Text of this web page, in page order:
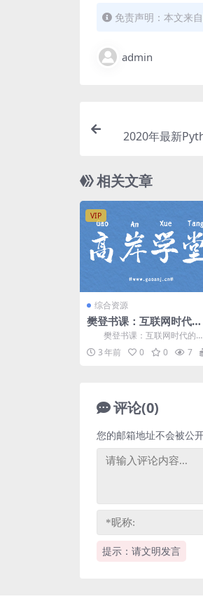
免责声明：本文来
admin
2020年最新
相关文章
VIP
综合资源
樊登书课：互联网时代的
股权激励（完结）百度网
盘分享
樊登书课：互联网时代的股
权激励，完结版百度网盘分享
权课程1.57G高清视频...
3 年前 0 0 7
评论(0)
提示：请文明发言
您的邮箱地址不会被公开